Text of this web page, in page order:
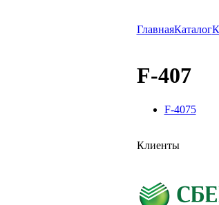
ГлавнаяКаталог
F-407
F-4075
Клиенты